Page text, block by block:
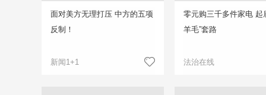
面对美方无理打压 中方的五项
反制！
新闻1+1
零元购三千多件家电 起
羊毛”套路
法治在线